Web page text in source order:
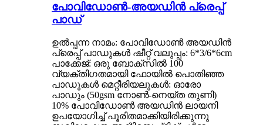
പോവിഡോൺ-അയഡിൻ പ്രെപ്പ്
പാഡ്
ഉൽപ്പന്ന നാമം: പോവിഡോൺ അയഡിൻ
പ്രെപ്പ് പാഡുകൾ ഷീറ്റ് വലുപ്പം: 6*3/6*6cm
പാക്കേജ്: ഒരു ബോക്സിൽ 100
വ്യക്തിഗതമായി ഫോയിൽ പൊതിഞ്ഞ
പാഡുകൾ മെറ്റീരിയലുകൾ: ഓരോ
പാഡും (50gsm നോൺ-നെയ്ത തുണി)
10% പോവിഡോൺ അയഡിൻ ലായനി
ഉപയോഗിച്ച് പൂരിതമാക്കിയിരിക്കുന്നു